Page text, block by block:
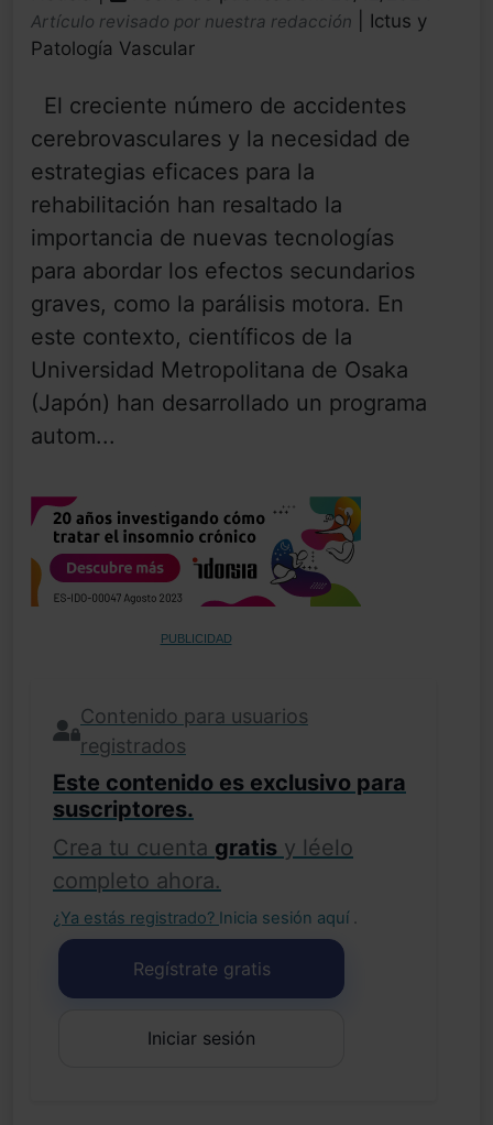
Artículo revisado por nuestra redacción | Ictus y
Patología Vascular
El creciente número de accidentes
cerebrovasculares y la necesidad de
estrategias eficaces para la
rehabilitación han resaltado la
importancia de nuevas tecnologías
para abordar los efectos secundarios
graves, como la parálisis motora. En
este contexto, científicos de la
Universidad Metropolitana de Osaka
(Japón) han desarrollado un programa
autom...
PUBLICIDAD
Contenido para usuarios
registrados
Este contenido es exclusivo para
suscriptores.
Crea tu cuenta gratis y léelo
completo ahora.
¿Ya estás registrado? Inicia sesión aquí .
Regístrate gratis
Iniciar sesión